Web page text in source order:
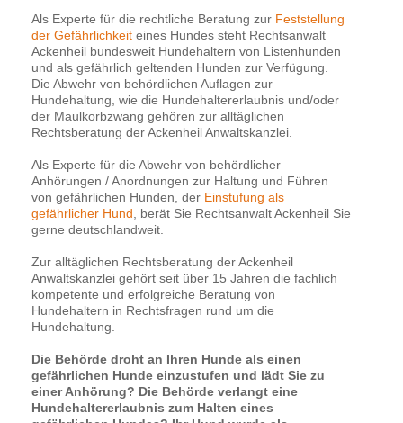
Als Experte für die rechtliche Beratung zur Feststellung
der Gefährlichkeit eines Hundes steht Rechtsanwalt
Ackenheil bundesweit Hundehaltern von Listenhunden
und als gefährlich geltenden Hunden zur Verfügung.
Die Abwehr von behördlichen Auflagen zur
Hundehaltung, wie die Hundehaltererlaubnis und/oder
der Maulkorbzwang gehören zur alltäglichen
Rechtsberatung der Ackenheil Anwaltskanzlei.
Als Experte für die Abwehr von behördlicher
Anhörungen / Anordnungen zur Haltung und Führen
von gefährlichen Hunden, der Einstufung als
gefährlicher Hund , berät Sie Rechtsanwalt Ackenheil Sie
gerne deutschlandweit.
Zur alltäglichen Rechtsberatung der Ackenheil
Anwaltskanzlei gehört seit über 15 Jahren die fachlich
kompetente und erfolgreiche Beratung von
Hundehaltern in Rechtsfragen rund um die
Hundehaltung.
Die Behörde droht an Ihren Hunde als einen
gefährlichen Hunde einzustufen und lädt Sie zu
einer Anhörung? Die Behörde verlangt eine
Hundehaltererlaubnis zum Halten eines